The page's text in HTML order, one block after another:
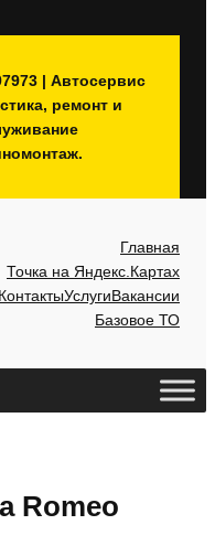
| Автосервис
ремонт и
Главная
Точка на Яндекс.Картах
КонтактыУслугиВакансии
Базовое ТО
Romeo